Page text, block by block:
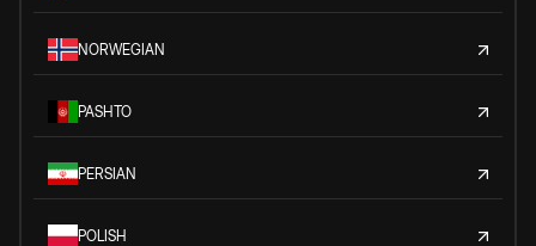
NORWEGIAN
PASHTO
PERSIAN
POLISH